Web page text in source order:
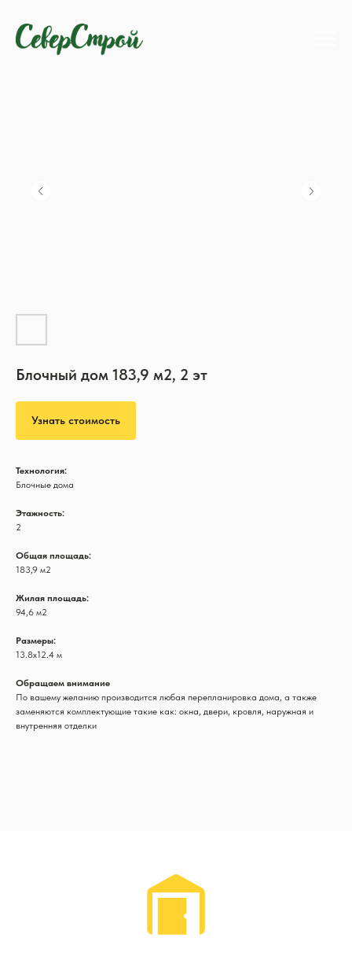
Блочный дом 183,9 м2, 2 эт
Узнать стоимость
Технология:
Блочные дома
Этажность:
2
Общая площадь:
183,9 м2
Жилая площадь:
94,6 м2
Размеры:
13.8х12.4 м
Обращаем внимание
По вашему желанию производится любая перепланировка дома, а также
заменяются комплектующие такие как: окна, двери, кровля, наружная и
внутренняя отделки